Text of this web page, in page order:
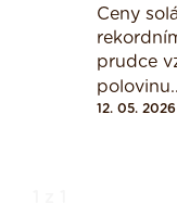
Ceny
prudce
12. 05. 2026